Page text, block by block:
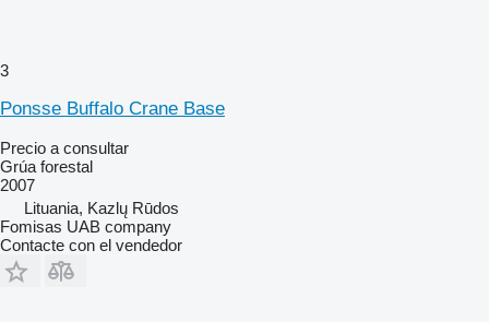
3
Ponsse Buffalo Crane Base
Precio a consultar
Grúa forestal
2007
Lituania, Kazlų Rūdos
Fomisas UAB company
Contacte con el vendedor